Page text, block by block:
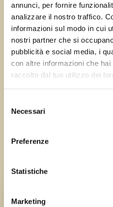
annunci, per fornire
analizzare il nostro traffico.
informazioni sul modo in cui
nostri partner che si
pubblicità e social media, i
con altre informazioni che
raccolto dal tuo utilizzo dei
delNecessari
Preferenze
Statistiche
Marketing
← Precedente:
San Dorligo della
Errore:Modulo di contatto
Chi siamo
TEAM